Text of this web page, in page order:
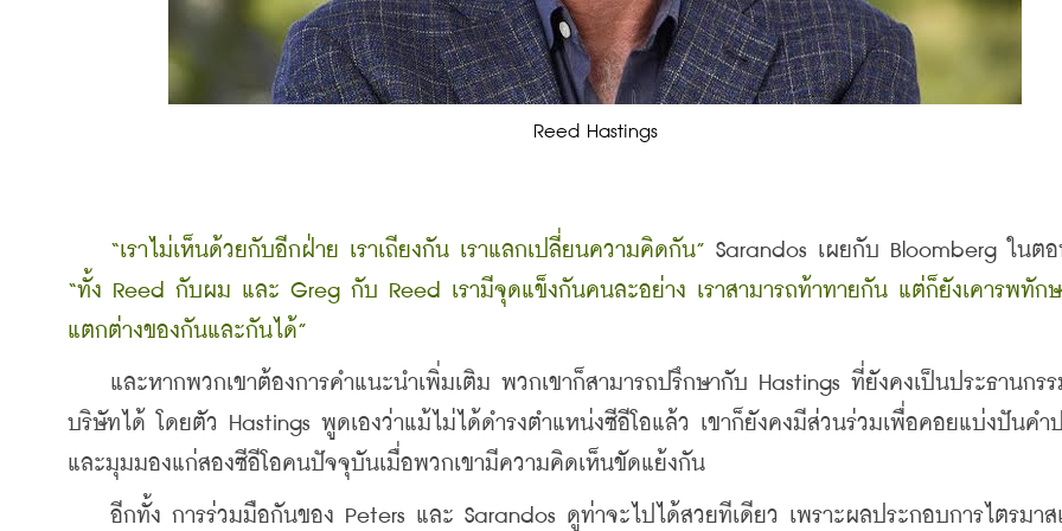
Reed Hastings
“เราไม่เห็นด้วยกับอีกฝ่าย เราเถียงกัน เราแลกเปลี่ยนความคิดกัน”
“ทั้ง Reed กับผม และ Greg กับ Reed เรามีจุดแข็งกันคนละอย่าง เราสามารถท้าทายกัน แต่ก็ยังเคารพทัก
แตกต่างของกันและกันได้”
และหากพวกเขาต้องการคำแนะนำเพิ่มเติม พวกเขาก็สามารถปรึกษากับ Hastings ที่ยังคงเป็นประธานกรร
บริษัทได้ โดยตัว Hastings พูดเองว่าแม้ไม่ได้ดำรงตำแหน่งซีอีโอแล้ว เขาก็ยังคงมีส่วนร่วมเพื่อคอยแบ่งปันคำ
และมุมมองแก่สองซีอีโอคนปัจจุบันเมื่อพวกเขามีความคิดเห็นขัดแย้งกัน
อีกทั้ง การร่วมมือกันของ Peters และ Sarandos ดูท่าจะไปได้สวยทีเดียว เพราะผลประกอบการไตรมาส